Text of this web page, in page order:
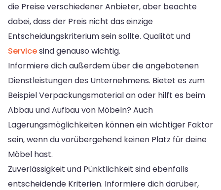
die Preise verschiedener Anbieter, aber beachte
dabei, dass der Preis nicht das einzige
Entscheidungskriterium sein sollte. Qualität und
Servicesind genauso wichtig.
Informiere dich außerdem über die angebotenen
Dienstleistungen des Unternehmens. Bietet es zum
Beispiel Verpackungsmaterial an oder hilft es beim
Abbau und Aufbau von Möbeln? Auch
Lagerungsmöglichkeiten können ein wichtiger Faktor
sein, wenn du vorübergehend keinen Platz für deine
Möbel hast.
Zuverlässigkeit und Pünktlichkeit sind ebenfalls
entscheidende Kriterien. Informiere dich darüber,